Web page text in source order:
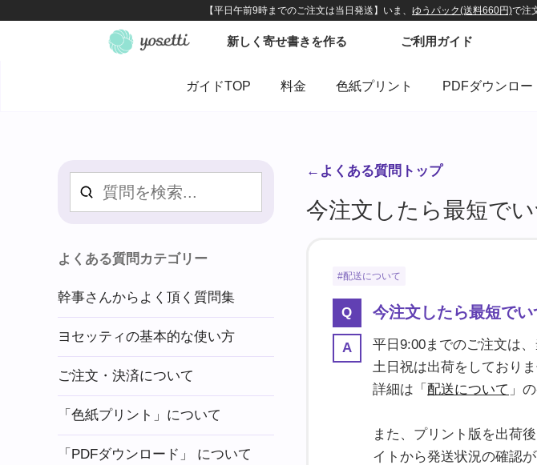
ガイドTOP 料金 色紙プリント PDFダウンロー
←よくある質問トップ
今注文したら最短で
配送について
今注文したら最短で
平日9:00までのご注文は
土日祝は出荷をしており
詳細は「 配送について 」
また、プリント版を出荷
イトから発送状況の確認が
よくある質問カテゴリー
幹事さんからよく頂く質問集
ヨセッティの基本的な使い方
ご注文・決済について
「色紙プリント」について
「PDFダウンロード」 について